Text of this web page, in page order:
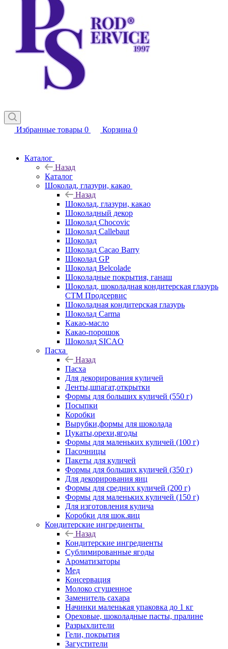
Избранные товары 0 Корзина 0
Каталог
Назад
Каталог
Шоколад, глазури, какао
Назад
Шоколад, глазури, какао
Шоколадный декор
Шоколад Chocovic
Шоколад Callebaut
Шоколад
Шоколад Cacao Barry
Шоколад GP
Шоколад Belcolade
Шоколадные покрытия, ганаш
Шоколад, шоколадная кондитерская глазурь
СТМ Продсервис
Шоколадная кондитерская глазурь
Шоколад Carma
Какао-масло
Какао-порошок
Шоколад SICAO
Пасха
Назад
Пасха
Для декорирования куличей
Ленты,шпагат,открытки
Формы для больших куличей (550 г)
Посыпки
Коробки
Вырубки,формы для шоколада
Цукаты,орехи,ягоды
Формы для маленьких куличей (100 г)
Пасочницы
Пакеты для куличей
Формы для больших куличей (350 г)
Для декорирования яиц
Формы для средних куличей (200 г)
Формы для маленьких куличей (150 г)
Для изготовления кулича
Коробки для шок.яиц
Кондитерские ингредиенты
Назад
Кондитерские ингредиенты
Сублимированные ягоды
Ароматизаторы
Мед
Консервация
Молоко сгущенное
Заменитель сахара
Начинки маленькая упаковка до 1 кг
Ореховые, шоколадные пасты, пралине
Разрыхлители
Гели, покрытия
Загустители